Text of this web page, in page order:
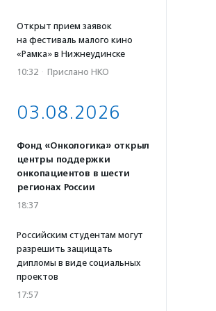
Открыт прием заявок
на фестиваль малого кино
«Рамка» в Нижнеудинске
10:32 · Прислано НКО
03.08.2026
Фонд «Онкологика» открыл
центры поддержки
онкопациентов в шести
регионах России
18:37
Российским студентам могут
разрешить защищать
дипломы в виде социальных
проектов
17:57